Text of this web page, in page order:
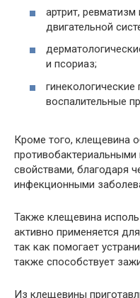
артрит,
двигательной
и псориаз;
воспалительные
Кроме того, клещевина
свойствами, благодаря
инфекционными
Также клещевина
активно применяется
так как помогает
также способствует
Из клещевины